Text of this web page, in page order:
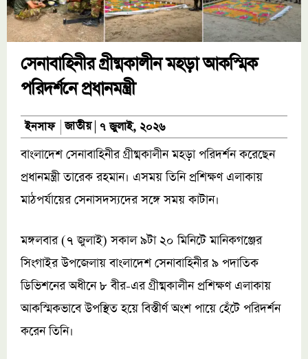
সেনাবাহিনীর গ্রীষ্মকালীন মহড়া আকস্মিক
পরিদর্শনে প্রধানমন্ত্রী
ইনসাফ জাতীয় ৭ জুলাই, ২০২৬
বাংলাদেশ সেনাবাহিনীর গ্রীষ্মকালীন মহড়া পরিদর্শন করেছেন
প্রধানমন্ত্রী তারেক রহমান। এসময় তিনি প্রশিক্ষণ এলাকায়
মাঠপর্যায়ের সেনাসদস্যদের সঙ্গে সময় কাটান।
মঙ্গলবার (৭ জুলাই) সকাল ৯টা ২০ মিনিটে মানিকগঞ্জের
সিংগাইর উপজেলায় বাংলাদেশ সেনাবাহিনীর ৯ পদাতিক
ডিভিশনের অধীনে ৮ বীর-এর গ্রীষ্মকালীন প্রশিক্ষণ এলাকায়
আকস্মিকভাবে উপস্থিত হয়ে বিস্তীর্ণ অংশ পায়ে হেঁটে পরিদর্শন
করেন তিনি।